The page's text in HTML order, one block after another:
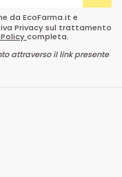
da EcoFarma.it e
Privacy sul trattamento
completa.
attraverso il link presente